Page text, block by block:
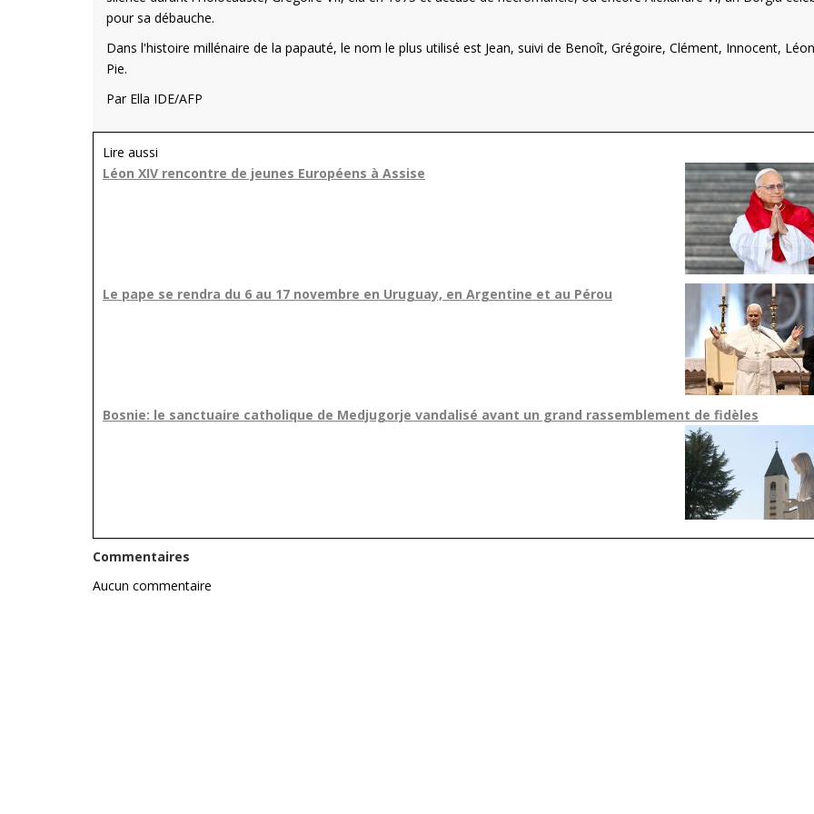
pour sa débauche.
Dans l'histoire millénaire de la papauté, le nom le plus utilisé est Jean, suivi de Benoît, Grégoire, Clément, Innocent,
Pie.
Par Ella IDE/AFP
Lire aussi
Léon XIV rencontre de jeunes Européens à Assise
Le pape se rendra du 6 au 17 novembre en Uruguay, en Argentine et au Pérou
Bosnie: le sanctuaire catholique de Medjugorje vandalisé avant un grand rassemblement de fidèles
Commentaires
Aucun commentaire